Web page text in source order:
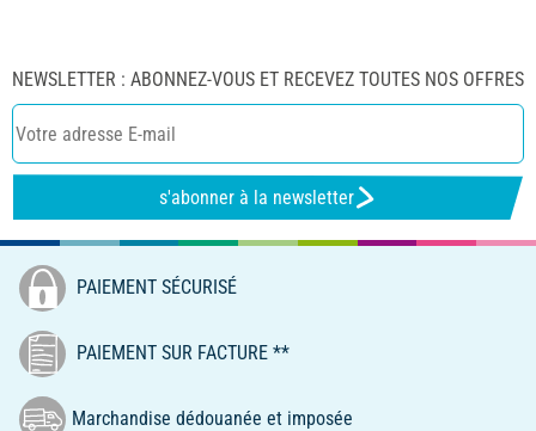
NEWSLETTER : ABONNEZ-VOUS ET RECEVEZ TOUTES NOS OFFRES
s'abonner à la newsletter
PAIEMENT SÉCURISÉ
PAIEMENT SUR FACTURE **
Marchandise dédouanée et imposée